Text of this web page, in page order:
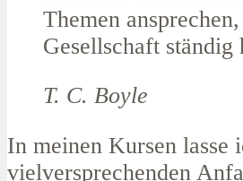
Themen
Gesellschaft ständig
T. C. Boyle
In meinen Kursen lasse
vielversprechenden